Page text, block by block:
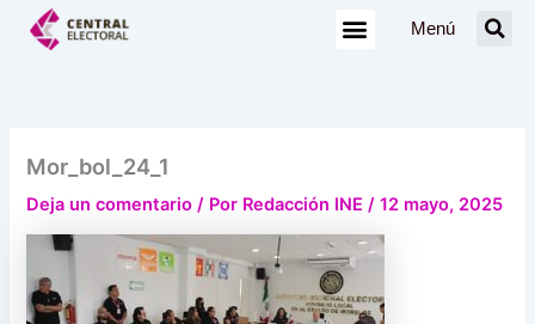
Menú
Mor_bol_24_1
Deja un comentario / Por Redacción INE/12 mayo, 2025